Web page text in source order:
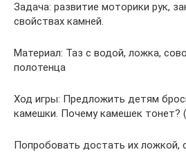
Задача: развитие моторики рук,
свойствах камней.
Материал: Таз с водой, ложка,
полотенца
Ход игры: Предложить детям
камешки. Почему камешек тонет?
Попробовать достать их ложкой,